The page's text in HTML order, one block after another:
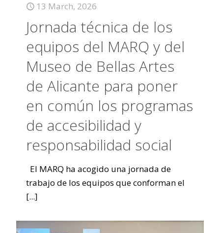
13 March, 2026
Jornada técnica de los
equipos del MARQ y del
Museo de Bellas Artes
de Alicante para poner
en común los programas
de accesibilidad y
responsabilidad social
El MARQ ha acogido una jornada de
trabajo de los equipos que conforman el
[...]